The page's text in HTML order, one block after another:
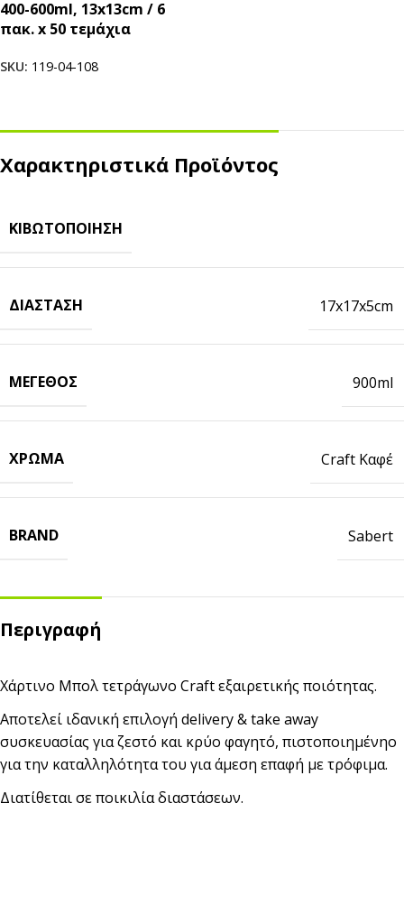
400-600ml, 13x13cm / 6
πακ. x 50 τεμάχια
SKU: 119-04-108
Χαρακτηριστικά Προϊόντος
ΚΙΒΩΤΟΠΟΊΗΣΗ
ΔΙΆΣΤΑΣΗ 17x17x5cm
ΜΈΓΕΘΟΣ 900ml
ΧΡΏΜΑ Craft Καφέ
BRAND Sabert
Περιγραφή
Χάρτινο Μπoλ τετράγωνο Craft εξαιρετικής ποιότητας.
Αποτελεί ιδανική επιλογή delivery & take away
συσκευασίας για ζεστό και κρύο φαγητό, πιστοποιημένηο
για την καταλληλότητα του για άμεση επαφή με τρόφιμα.
Διατίθεται σε ποικιλία διαστάσεων.